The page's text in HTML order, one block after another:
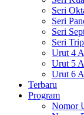
Seri
Seri
Seri
Seri
Urut 4
Urut 5
Urut 6
Terbaru
Program
Nomor